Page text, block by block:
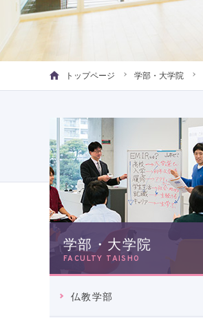
トップページ 学部・大学院
学部・大学院
FACULTY TAISHO
仏教学部